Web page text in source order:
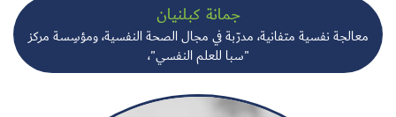
جمانة كبلنيان
معالجة نفسية متفانية، مدرّبة في مجال الصحة النفسية، ومؤسِسة مركز
"سبا للعلم النفسي"،